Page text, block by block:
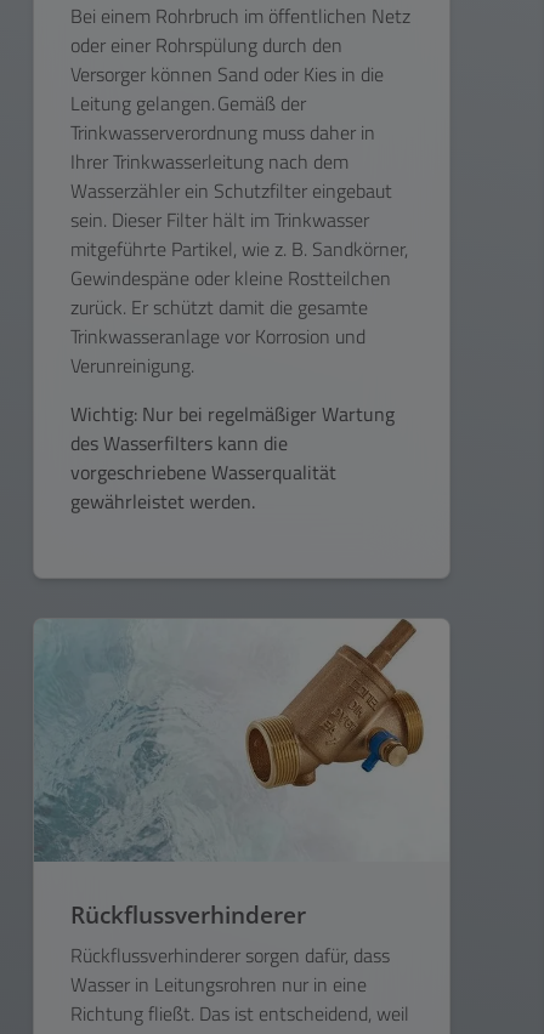
Bei einem Rohrbruch im öffentlichen Netz
oder einer Rohrspülung durch den
Versorger können Sand oder Kies in die
Leitung gelangen. Gemäß der
Trinkwasserverordnung muss daher in
Ihrer Trinkwasserleitung nach dem
Wasserzähler ein Schutzfilter eingebaut
sein. Dieser Filter hält im Trinkwasser
mitgeführte Partikel, wie z. B. Sandkörner,
Gewindespäne oder kleine Rostteilchen
zurück. Er schützt damit die gesamte
Trinkwasseranlage vor Korrosion und
Verunreinigung.
Wichtig: Nur bei regelmäßiger Wartung
des Wasserfilters kann die
vorgeschriebene Wasserqualität
gewährleistet werden.
Rückflussverhinderer
Rückflussverhinderer sorgen dafür, dass
Wasser in Leitungsrohren nur in eine
Richtung fließt. Das ist entscheidend, weil